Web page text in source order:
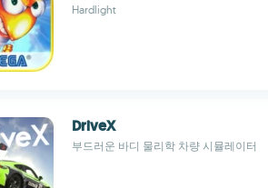
Hardlight
DriveX
부드러운 바디 물리학 차량 시뮬레이터